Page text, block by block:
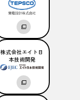
株式会社エイト日
本技術開発